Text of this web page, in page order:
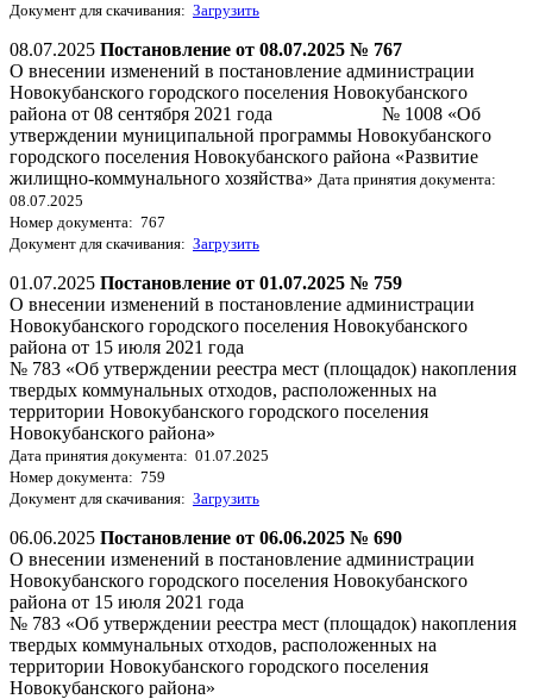
Документ для скачивания: Загрузить
08.07.2025 Постановление от 08.07.2025 № 767
О внесении изменений в постановление администрации
Новокубанского городского поселения Новокубанского
района от 08 сентября 2021 года № 1008 «Об
утверждении муниципальной программы Новокубанского
городского поселения Новокубанского района «Развитие
жилищно-коммунального хозяйства» Дата принятия документа:
08.07.2025
Номер документа: 767
Документ для скачивания: Загрузить
01.07.2025 Постановление от 01.07.2025 № 759
О внесении изменений в постановление администрации
Новокубанского городского поселения Новокубанского
района от 15 июля 2021 года
№ 783 «Об утверждении реестра мест (площадок) накопления
твердых коммунальных отходов, расположенных на
территории Новокубанского городского поселения
Новокубанского района»
Дата принятия документа: 01.07.2025
Номер документа: 759
Документ для скачивания: Загрузить
06.06.2025 Постановление от 06.06.2025 № 690
О внесении изменений в постановление администрации
Новокубанского городского поселения Новокубанского
района от 15 июля 2021 года
№ 783 «Об утверждении реестра мест (площадок) накопления
твердых коммунальных отходов, расположенных на
территории Новокубанского городского поселения
Новокубанского района»